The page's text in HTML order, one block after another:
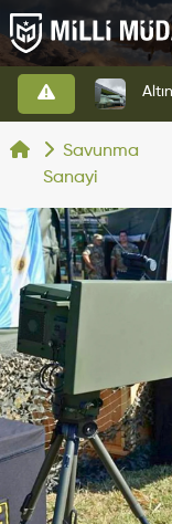
Savunma
Sanayi